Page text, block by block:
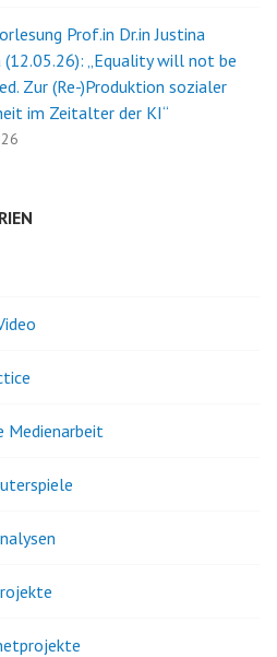
Prof.in Dr.in Justina
(12.05.26): „Equality will not be
Zur (Re-)Produktion sozialer
im Zeitalter der KI“
Medienarbeit